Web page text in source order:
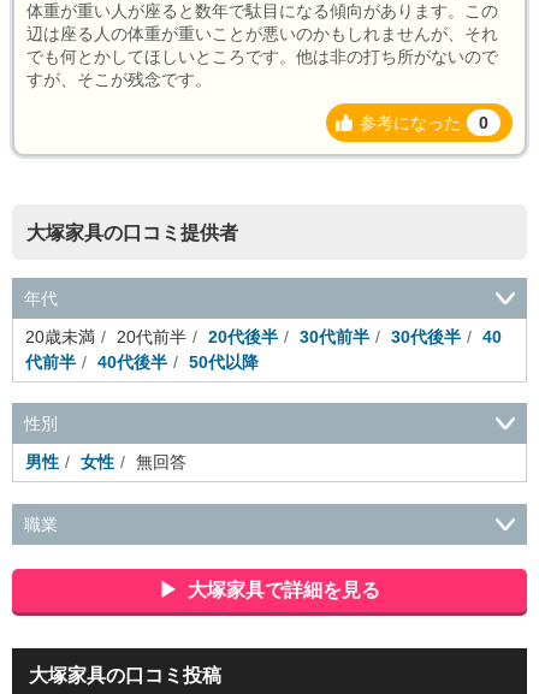
体重が重い人が座ると数年で駄目になる傾向があります。この
辺は座る人の体重が重いことが悪いのかもしれませんが、それ
でも何とかしてほしいところです。他は非の打ち所がないので
すが、そこが残念です。
参考になった 0
大塚家具の口コミ提供者
年代
20歳未満
20代前半 20代後半 30代前半 30代後半
40
代前半
40代後半 50代以降
性別
男性
女性 無回答
職業
広告・マスコミ
接客・小売・流通・外食・食
品
アミューズメント・エンターテイメント・ゲーム関連
美
ダル・葬祭
メディア職
音響
芸能・イベント・コンパニオン
大塚家具で詳細を見る
大塚家具の口コミ投稿